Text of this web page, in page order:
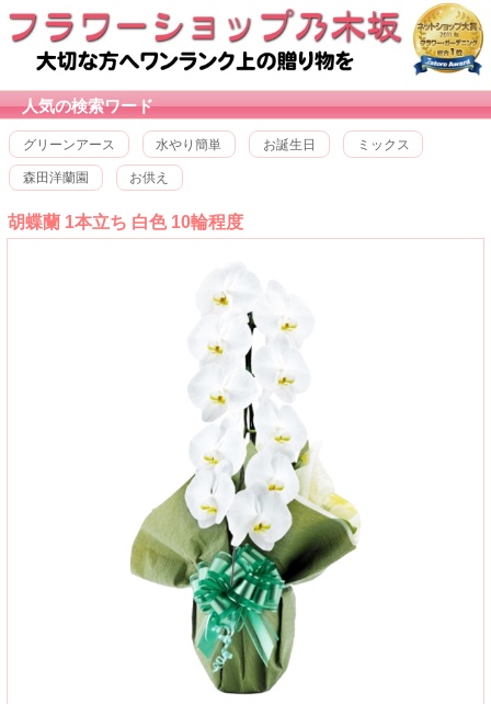
人気の検索ワード
グリーンアース 水やり簡単 お誕生日 ミックス
森田洋蘭園 お供え
胡蝶蘭 1本立ち 白色 10輪程度